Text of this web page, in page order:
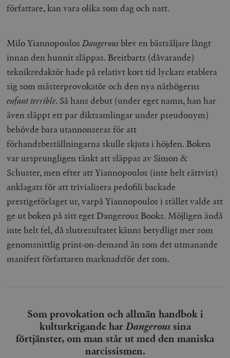
författare, kan vara olika som dag och natt.
Milo YiannopoulosDangerous blev en bästsäljare långt
innan den hunnit släppas. Breitbarts (dåvarande)
teknikredaktör hade på relativt kort tid lyckats etablera
sig som mästerprovokatör och den nya näthögerns
enfant terrible. Så hans debut (under eget namn, han har
även släppt ett par diktsamlingar under pseudonym)
behövde bara utannonseras för att
förhandsbeställningarna skulle skjuta i höjden. Boken
var ursprungligen tänkt att släppas av Simon &
Schuster, men efter att Yiannopoulos (inte helt rättvist)
anklagats för att trivialisera pedofili backade
prestigeförlaget ur, varpå Yiannopoulos i stället valde att
ge ut boken på sitt eget Dangerous Books. Möjligen ändå
inte helt fel, då slutresultatet känns betydligt mer som
genomsnittlig print-on-demand än som det utmanande
manifest författaren marknadsför det som.
Som provokation och allmän handbok i
kulturkrigande harDangeroussina
förtjänster, om man står ut med den maniska
narcissismen.